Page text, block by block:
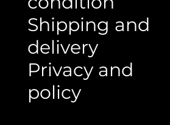
Term and
condition
Shipping and
delivery
Privacy and